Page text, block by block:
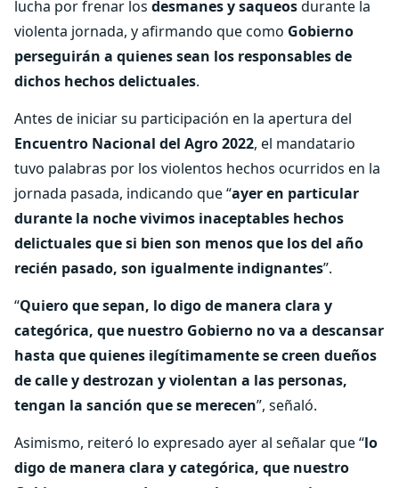
lucha por frenar los desmanes y saqueosdurante la
violenta jornada, y afirmando que como Gobierno
perseguirán a quienes sean los responsables de
dichos hechos delictuales.
Antes de iniciar su participación en la apertura del
Encuentro Nacional del Agro 2022, el mandatario
tuvo palabras por los violentos hechos ocurridos en la
jornada pasada, indicando que “ayer en particular
durante la noche vivimos inaceptables hechos
delictuales que si bien son menos que los del año
recién pasado, son igualmente indignantes”.
“Quiero que sepan, lo digo de manera clara y
categórica, que nuestro Gobierno no va a descansar
hasta que quienes ilegítimamente se creen dueños
de calle y destrozan y violentan a las personas,
tengan la sanción que se merecen”, señaló.
Asimismo, reiteró lo expresado ayer al señalar que “lo
digo de manera clara y categórica, que nuestro